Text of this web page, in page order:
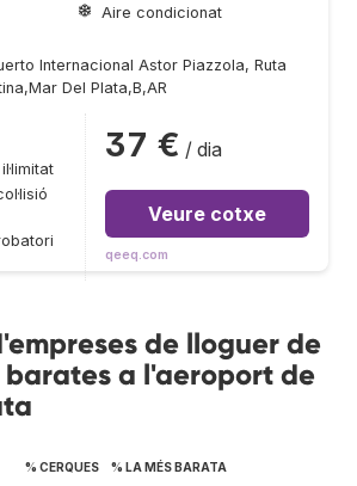
Aire condicionat
Internacional Astor Piazzola, Ruta
Del Plata,B,AR
37 € / dia
Veure cotxe
qeeq.com
de lloguer de
barates a l'aeroport de
% CERQUES % LA MÉS BARATA